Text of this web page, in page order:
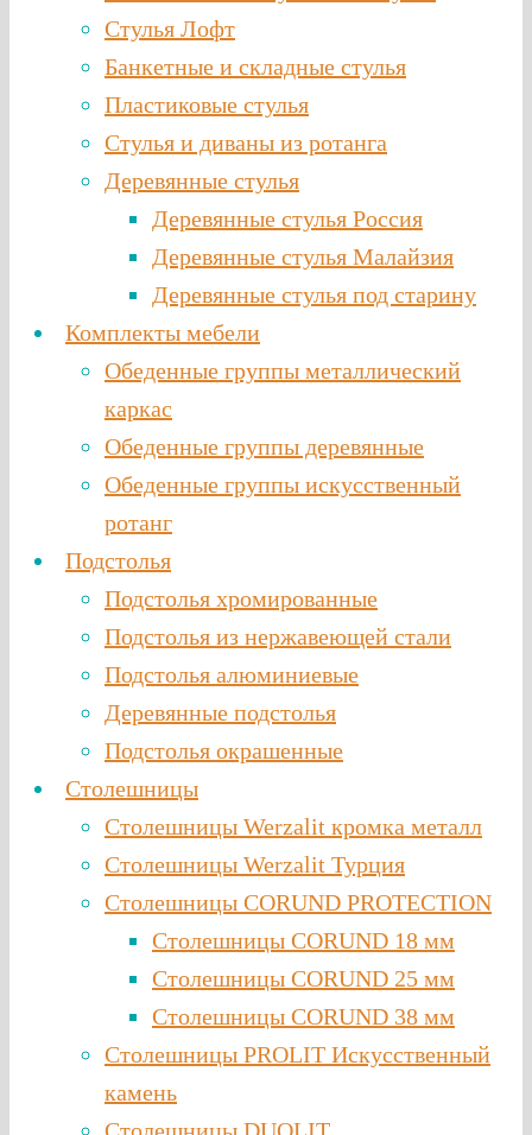
Стулья Лофт
Банкетные и складные стулья
Пластиковые стулья
Стулья и диваны из ротанга
Деревянные стулья
Деревянные стулья Россия
Деревянные стулья Малайзия
Деревянные стулья под старину
Комплекты мебели
Обеденные группы металлический
каркас
Обеденные группы деревянные
Обеденные группы искусственный
ротанг
Подстолья
Подстолья хромированные
Подстолья из нержавеющей стали
Подстолья алюминиевые
Деревянные подстолья
Подстолья окрашенные
Столешницы
Столешницы Werzalit кромка металл
Столешницы Werzalit Турция
Столешницы CORUND PROTECTION
Столешницы CORUND 18 мм
Столешницы CORUND 25 мм
Столешницы CORUND 38 мм
Столешницы PROLIT Искусственный
камень